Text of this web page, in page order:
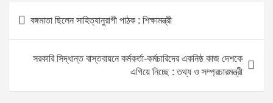
b
o
o
k
n
er
A
p
e
P
n
বঙ্গমাতা ছিলেন সাহিত্যানুরাগী পাঠক : শিক্ষামন্ত্রী
সরকারি সিদ্ধান্ত বাস্তবায়নে কর্মকর্তা-কর্মচারিদের একনিষ্ঠ কাজ দেশকে
এগিয়ে নিচ্ছে : তথ্য ও সম্প্রচারমন্ত্রী